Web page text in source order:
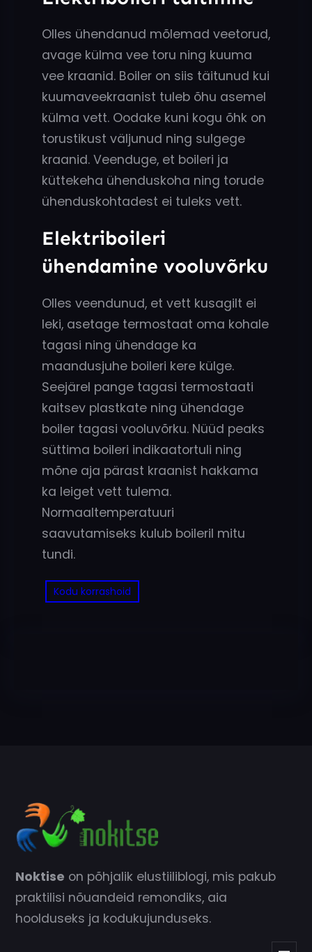
Olles ühendanud mõlemad veetorud,
avage külma vee toru ning kuuma
vee kraanid. Boiler on siis täitunud kui
kuumaveekraanist tuleb õhu asemel
külma vett. Oodake kuni kogu õhk on
torustikust väljunud ning sulgege
kraanid. Veenduge, et boileri ja
küttekeha ühenduskoha ning torude
ühenduskohtadest ei tuleks vett.
Elektriboileri
ühendamine vooluvõrku
Olles veendunud, et vett kusagilt ei
leki, asetage termostaat oma kohale
tagasi ning ühendage ka
maandusjuhe boileri kere külge.
Seejärel pange tagasi termostaati
kaitsev plastkate ning ühendage
boiler tagasi vooluvõrku. Nüüd peaks
süttima boileri indikaatortuli ning
mõne aja pärast kraanist hakkama
ka leiget vett tulema.
Normaaltemperatuuri
saavutamiseks kulub boileril mitu
tundi.
Kodu korrashoid
Noktise on põhjalik elustiiliblogi, mis pakub
praktilisi nõuandeid remondiks, aia
hoolduseks ja kodukujunduseks.